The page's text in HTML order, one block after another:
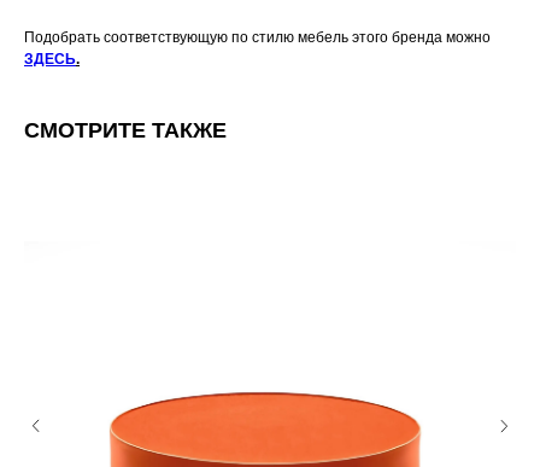
Подобрать соответствующую по стилю мебель этого бренда можно
ЗДЕСЬ.
СМОТРИТЕ ТАКЖЕ